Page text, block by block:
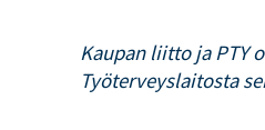
Kaupan liitto ja PTY
Työterveyslaitosta